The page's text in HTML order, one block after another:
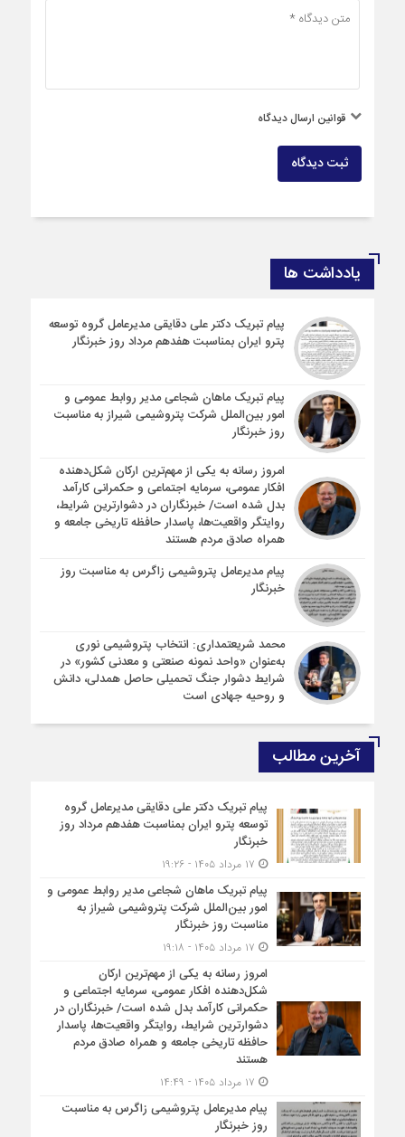
قوانین ارسال دیدگاه
ثبت دیدگاه
یادداشت ها
پیام تبریک دکتر علی دقایقی مدیرعامل گروه توسعه
پترو ایران بمناسبت هفدهم مرداد روز خبرنگار
پیام تبریک ماهان شجاعی مدیر روابط عمومی و
امور بین‌الملل شرکت پتروشیمی شیراز به مناسبت
روز خبرنگار
امروز رسانه به یکی از مهم‌ترین ارکان شکل‌دهنده
افکار عمومی، سرمایه اجتماعی و حکمرانی کارآمد
بدل شده است/ خبرنگاران در دشوارترین شرایط،
روایتگر واقعیت‌ها، پاسدار حافظه تاریخی جامعه و
همراه صادق مردم هستند
پیام مدیرعامل پتروشیمی زاگرس به مناسبت روز
خبرنگار
محمد شریعتمداری: انتخاب پتروشیمی نوری
به‌عنوان «واحد نمونه صنعتی و معدنی کشور» در
شرایط دشوار جنگ تحمیلی حاصل همدلی، دانش
و روحیه جهادی است
آخرین مطالب
پیام تبریک دکتر علی دقایقی مدیرعامل گروه
توسعه پترو ایران بمناسبت هفدهم مرداد روز
خبرنگار
پیام تبریک ماهان شجاعی مدیر روابط عمومی و
امور بین‌الملل شرکت پتروشیمی شیراز به
مناسبت روز خبرنگار
امروز رسانه به یکی از مهم‌ترین ارکان
شکل‌دهنده افکار عمومی، سرمایه اجتماعی و
حکمرانی کارآمد بدل شده است/ خبرنگاران در
دشوارترین شرایط، روایتگر واقعیت‌ها، پاسدار
حافظه تاریخی جامعه و همراه صادق مردم
هستند
پیام مدیرعامل پتروشیمی زاگرس به مناسبت
روز خبرنگار